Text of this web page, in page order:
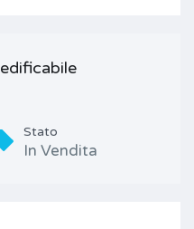
Stato
In Vendita